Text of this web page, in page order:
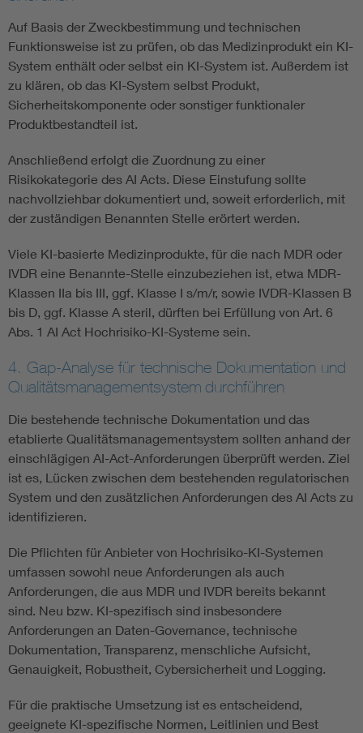
Auf Basis der Zweckbestimmung und technischen
Funktionsweise ist zu prüfen, ob das Medizinprodukt ein KI-
System enthält oder selbst ein KI-System ist. Außerdem ist
zu klären, ob das KI-System selbst Produkt,
Sicherheitskomponente oder sonstiger funktionaler
Produktbestandteil ist.
Anschließend erfolgt die Zuordnung zu einer
Risikokategorie des AI Acts. Diese Einstufung sollte
nachvollziehbar dokumentiert und, soweit erforderlich, mit
der zuständigen Benannten Stelle erörtert werden.
Viele KI-basierte Medizinprodukte, für die nach MDR oder
IVDR eine Benannte-Stelle einzubeziehen ist, etwa MDR-
Klassen IIa bis III, ggf. Klasse I s/m/r, sowie IVDR-Klassen B
bis D, ggf. Klasse A steril, dürften bei Erfüllung von Art. 6
Abs. 1 AI Act Hochrisiko-KI-Systeme sein.
4. Gap-Analyse für technische Dokumentation und
Qualitätsmanagementsystem durchführen
Die bestehende technische Dokumentation und das
etablierte Qualitätsmanagementsystem sollten anhand der
einschlägigen AI-Act-Anforderungen überprüft werden. Ziel
ist es, Lücken zwischen dem bestehenden regulatorischen
System und den zusätzlichen Anforderungen des AI Acts zu
identifizieren.
Die Pflichten für Anbieter von Hochrisiko-KI-Systemen
umfassen sowohl neue Anforderungen als auch
Anforderungen, die aus MDR und IVDR bereits bekannt
sind. Neu bzw. KI-spezifisch sind insbesondere
Anforderungen an Daten-Governance, technische
Dokumentation, Transparenz, menschliche Aufsicht,
Genauigkeit, Robustheit, Cybersicherheit und Logging.
Für die praktische Umsetzung ist es entscheidend,
geeignete KI-spezifische Normen, Leitlinien und Best